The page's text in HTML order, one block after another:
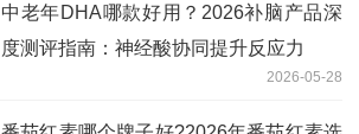
中老年DHA哪款好用？2026补脑产品深
度测评指南：神经酸协同提升反应力
2026-05-28